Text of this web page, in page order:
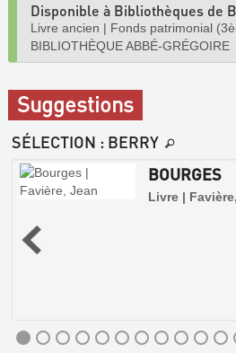
Disponible à Bibliothèques de
Livre ancien | Fonds patrimonial
BIBLIOTHÈQUE ABBÉ-GRÉGOIRE
Suggestions
SÉLECTION : BERRY
BOURGES
Livre |